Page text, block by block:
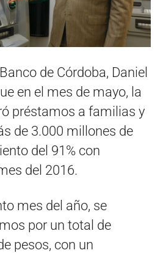
de Córdoba, Daniel
en el mes de mayo, la
préstamos a familias y
de 3.000 millones de
del 91% con
del 2016.
mes del año, se
por un total de
pesos, con un